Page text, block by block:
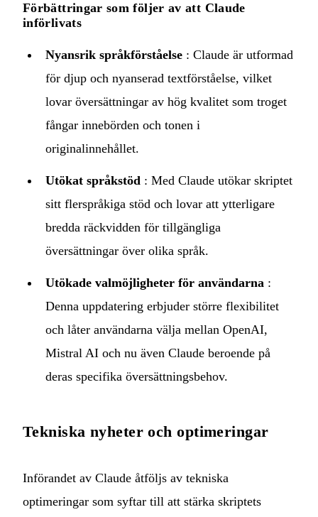
Förbättringar som följer av att Claude
införlivats
Nyansrik språkförståelse : Claude är utformad
för djup och nyanserad textförståelse, vilket
lovar översättningar av hög kvalitet som troget
fångar innebörden och tonen i
originalinnehållet.
Utökat språkstöd : Med Claude utökar skriptet
sitt flerspråkiga stöd och lovar att ytterligare
bredda räckvidden för tillgängliga
översättningar över olika språk.
Utökade valmöjligheter för användarna :
Denna uppdatering erbjuder större flexibilitet
och låter användarna välja mellan OpenAI,
Mistral AI och nu även Claude beroende på
deras specifika översättningsbehov.
Tekniska nyheter och optimeringar
Införandet av Claude åtföljs av tekniska
optimeringar som syftar till att stärka skriptets